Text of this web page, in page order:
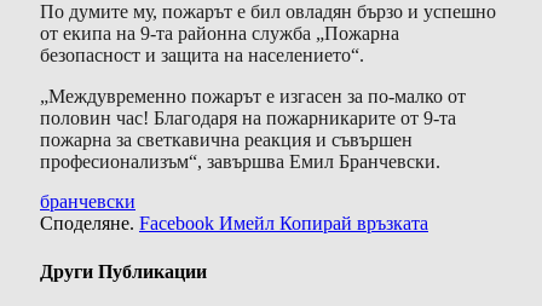
По думите му, пожарът е бил овладян бързо и успешно
от екипа на 9-та районна служба „Пожарна
безопасност и защита на населението“.
„Междувременно пожарът е изгасен за по-малко от
половин час! Благодаря на пожарникарите от 9-та
пожарна за светкавична реакция и съвършен
професионализъм“, завършва Емил Бранчевски.
бранчевски
Споделяне. Facebook Имейл Копирай връзката
Други Публикации